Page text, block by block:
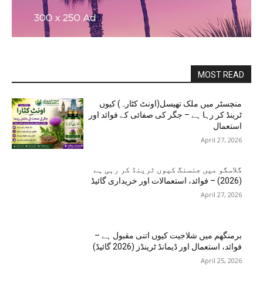
MOST READ
منچسٹر میں ملک تھیسل(اونٹ کٹارہ) کیوں
ٹرینڈ کر رہا ہے – جگر کی صفائی کے فوائد اور
استعمال
April 27, 2026
گلاسگو میں جنسنگ کیوں ٹرینڈ کر رہی ہے
(2026) – فوائد، استعمالات اور خریداری گائیڈ
April 27, 2026
برمنگھم میں شلاجیت کیوں اتنی مقبول ہے –
فوائد، استعمال اور ڈیمانڈ ٹرینڈز (2026 گائیڈ)
April 25, 2026